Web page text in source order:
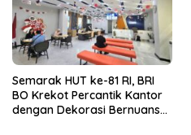
Semarak HUT ke-81 RI, BRI
BO Krekot Percantik Kantor
dengan Dekorasi Bernuansa